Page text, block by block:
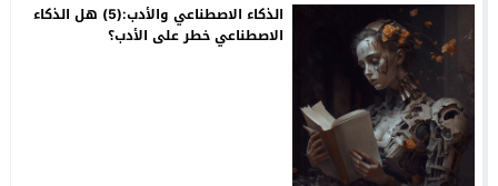
الذكاء الاصطناعي والأدب:(5) هل الذكاء
الاصطناعي خطر على الأدب؟